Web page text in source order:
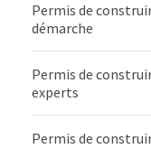
Permis de
démarche
Permis de
experts
Permis de